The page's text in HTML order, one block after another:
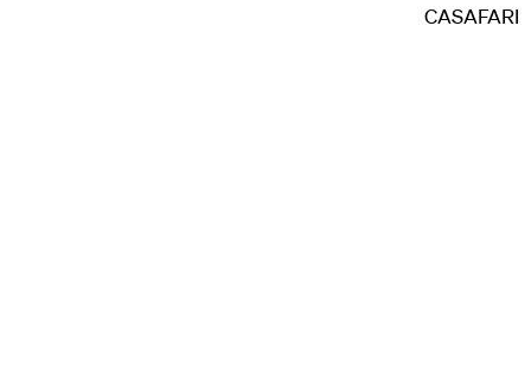
CASAFARI